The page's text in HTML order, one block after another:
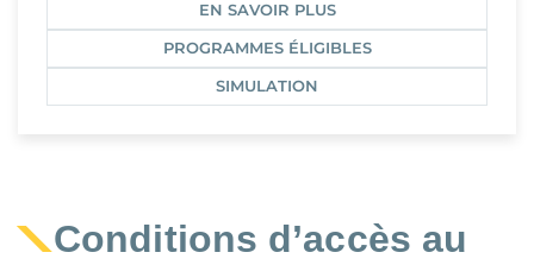
EN SAVOIR PLUS
PROGRAMMES ÉLIGIBLES
SIMULATION
Conditions d’accès au